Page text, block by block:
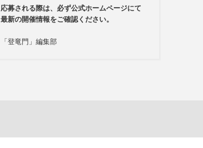
応募される際は、必ず公式ホームページにて
最新の開催情報をご確認ください。
「登竜門」編集部